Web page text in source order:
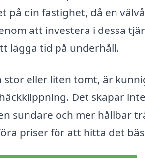
på din fastighet, då en
att investera i dessa
lägga tid på underhåll.
stor eller liten tomt, är
Det skapar
sundare och mer hållbar
priser för att hitta det